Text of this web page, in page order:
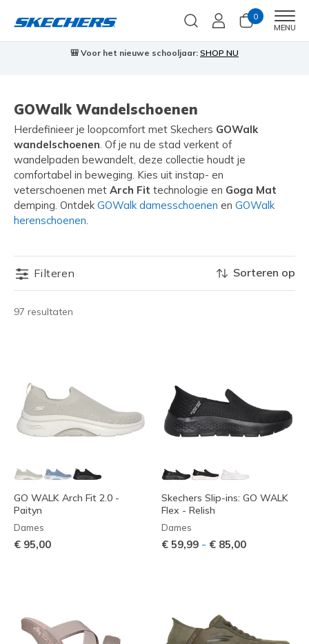
0
MENU
🎒 Voor het nieuwe schooljaar: SHOP NU
GOWalk Wandelschoenen
Herdefinieer je loopcomfort met Skechers GOWalk
wandelschoenen. Of je nu de stad verkent of
wandelpaden bewandelt, deze collectie houdt je
comfortabel in beweging. Kies uit instap- en
veterschoenen met Arch Fit technologie en Goga Mat
demping. Ontdek GOWalk damesschoenen en GOWalk
herenschoenen.
Filteren
97 resultaten
Sorteren op
GO WALK Arch Fit 2.0 -
Paityn
Dames
€ 95,00
Skechers Slip-ins: GO WALK
Flex - Relish
Dames
€ 59,99 - € 85,00